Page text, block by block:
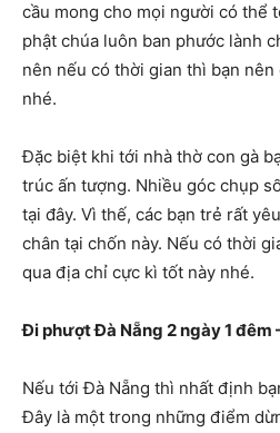
cầu mong cho mọi người có thể
phật chúa luôn ban phước lành
nên nếu có thời gian thì bạn
nhé.
Đặc biệt khi tới nhà thờ con gà
trúc ấn tượng. Nhiều góc chụp
tại đây. Vì thế, các bạn trẻ rất
chân tại chốn này. Nếu có thời
qua địa chỉ cực kì tốt này nhé.
Đi phượt Đà Nẵng 2 ngày 1 đêm
Nếu tới Đà Nẵng thì nhất định
Đây là một trong những điểm